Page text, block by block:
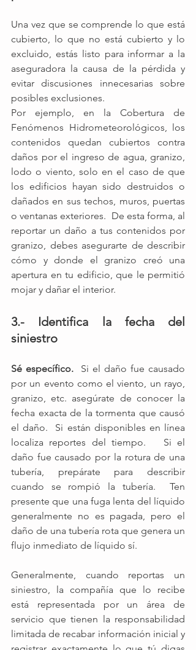
Una vez que se comprende lo que está
cubierto, lo que no está cubierto y lo
excluido, estás listo para informar a la
aseguradora la causa de la pérdida y
evitar discusiones innecesarias sobre
posibles exclusiones.
Por ejemplo, en la Cobertura de
Fenómenos Hidrometeorológicos, los
contenidos quedan cubiertos contra
daños por el ingreso de agua, granizo,
lodo o viento, solo en el caso de que
los edificios hayan sido destruidos o
dañados en sus techos, muros, puertas
o ventanas exteriores.  De esta forma, al
reportar un daño a tus contenidos por
granizo, debes asegurarte de describir
cómo y donde el granizo creó una
apertura en tu edificio, que le permitió
mojar y dañar el interior.
3.- Identifica la fecha del
siniestro
Sé específico.
  Si el daño fue causado
por un evento como el viento, un rayo,
granizo, etc. asegúrate de conocer la
fecha exacta de la tormenta que causó
el daño.  Si están disponibles en línea
localiza reportes del tiempo.   Si el
daño fue causado por la rotura de una
tubería, prepárate para describir
cuando se rompió la tubería.  Ten
presente que una fuga lenta del líquido
generalmente no es pagada, pero el
daño de una tubería rota que genera un
flujo inmediato de líquido sí.
Generalmente, cuando reportas un
siniestro, la compañía que lo recibe
está representada por un área de
servicio que tienen la responsabilidad
limitada de recabar información inicial y